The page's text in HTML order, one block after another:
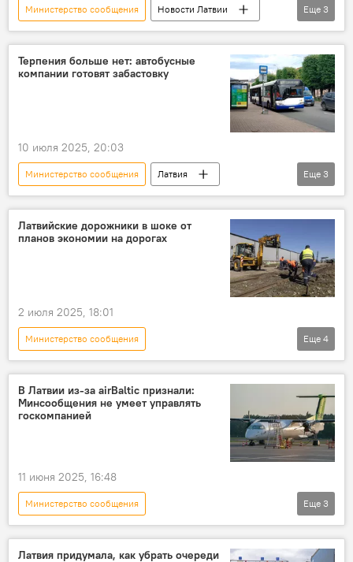
Министерство сообщения
Новости Латвии
Рига
Иманта
Латвийская железная дорога (LDz)
Еще 3
Терпения больше нет: автобусные
компании готовят забастовку
10 июля 2025, 20:03
Министерство сообщения
Латвия
транспорт
население забастовка
Еще 3
Латвийские дорожники в шоке от
планов экономии на дорогах
2 июля 2025, 18:01
Министерство сообщения
Новости экономики Латвии
Latvijas ceļu būvētājs
Атис Швинка
Еще 4
В Латвии из-за airBaltic признали:
Минсообщения не умеет управлять
госкомпанией
11 июня 2025, 16:48
Министерство сообщения
Новости экономики Латвии
airBaltic
Сейм
Еще 3
Латвия придумала, как убрать очереди